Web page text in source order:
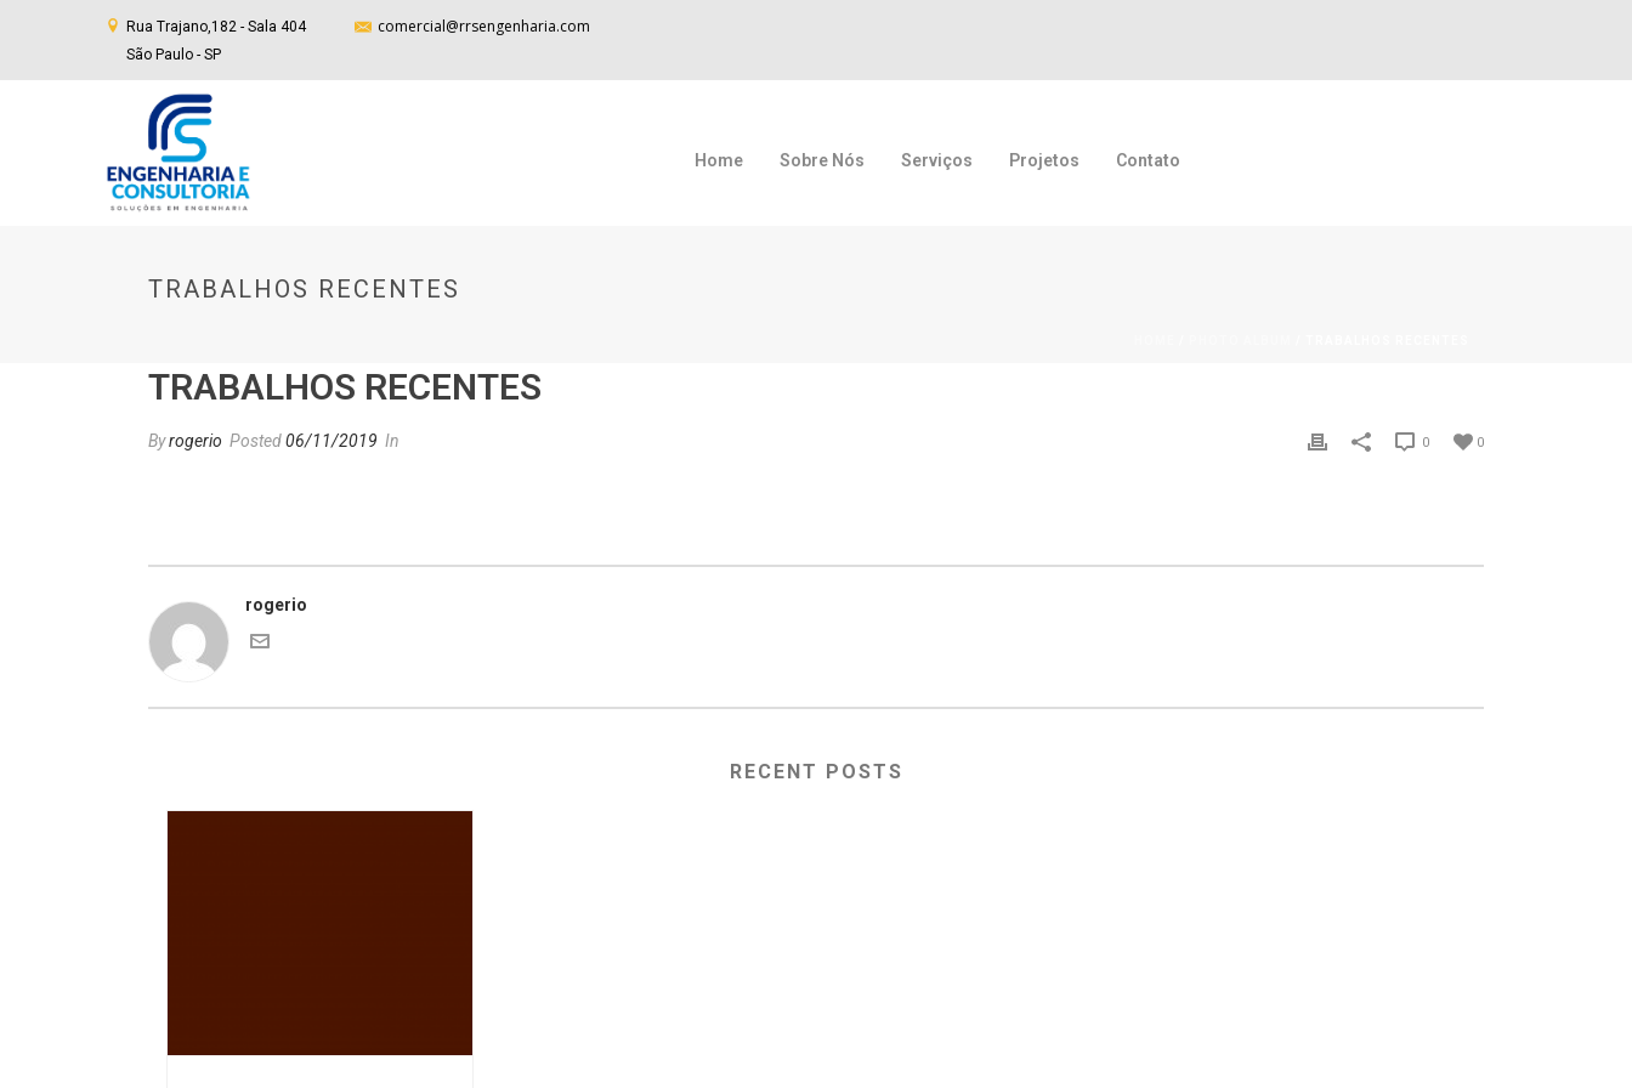
Rua Trajano,182 - Sala 404
São Paulo - SP
comercial@rrsengenharia.com
Home Sobre Nós Serviços Projetos Contato
TRABALHOS RECENTES
TRABALHOS RECENTES
Byrogerio Posted06/11/2019 In 0
0
rogerio
RECENT POSTS